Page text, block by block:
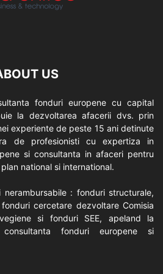
US
fonduri europene cu capital
la dezvoltarea afacerii dvs. prin
experiente de peste 15 ani detinute
de profesionisti cu expertiza in
si consultanta in afaceri pentru
national si international.
: fonduri structurale,
cercetare dezvoltare Comisia
si fonduri SEE, apeland la
fonduri europene si